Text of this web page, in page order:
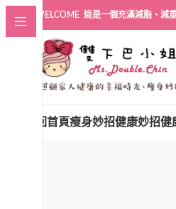
WELCOME 這是一個充滿減脂、減
回首頁瘦身妙招健康妙招健